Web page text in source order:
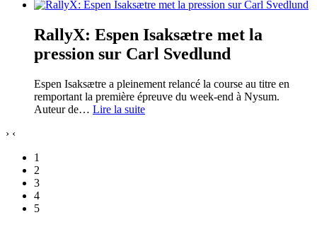
RallyX: Espen Isaksætre met la
pression sur Carl Svedlund
Espen Isaksætre a pleinement relancé la course au titre en
remportant la première épreuve du week-end à Nysum.
Auteur de… Lire la suite
› ‹
1
2
3
4
5